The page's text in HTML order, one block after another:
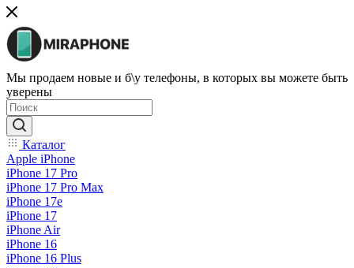
Мы продаем новые и б\у телефоны, в которых вы можете быть
уверены
Каталог
Apple iPhone
iPhone 17 Pro
iPhone 17 Pro Max
iPhone 17e
iPhone 17
iPhone Air
iPhone 16
iPhone 16 Plus